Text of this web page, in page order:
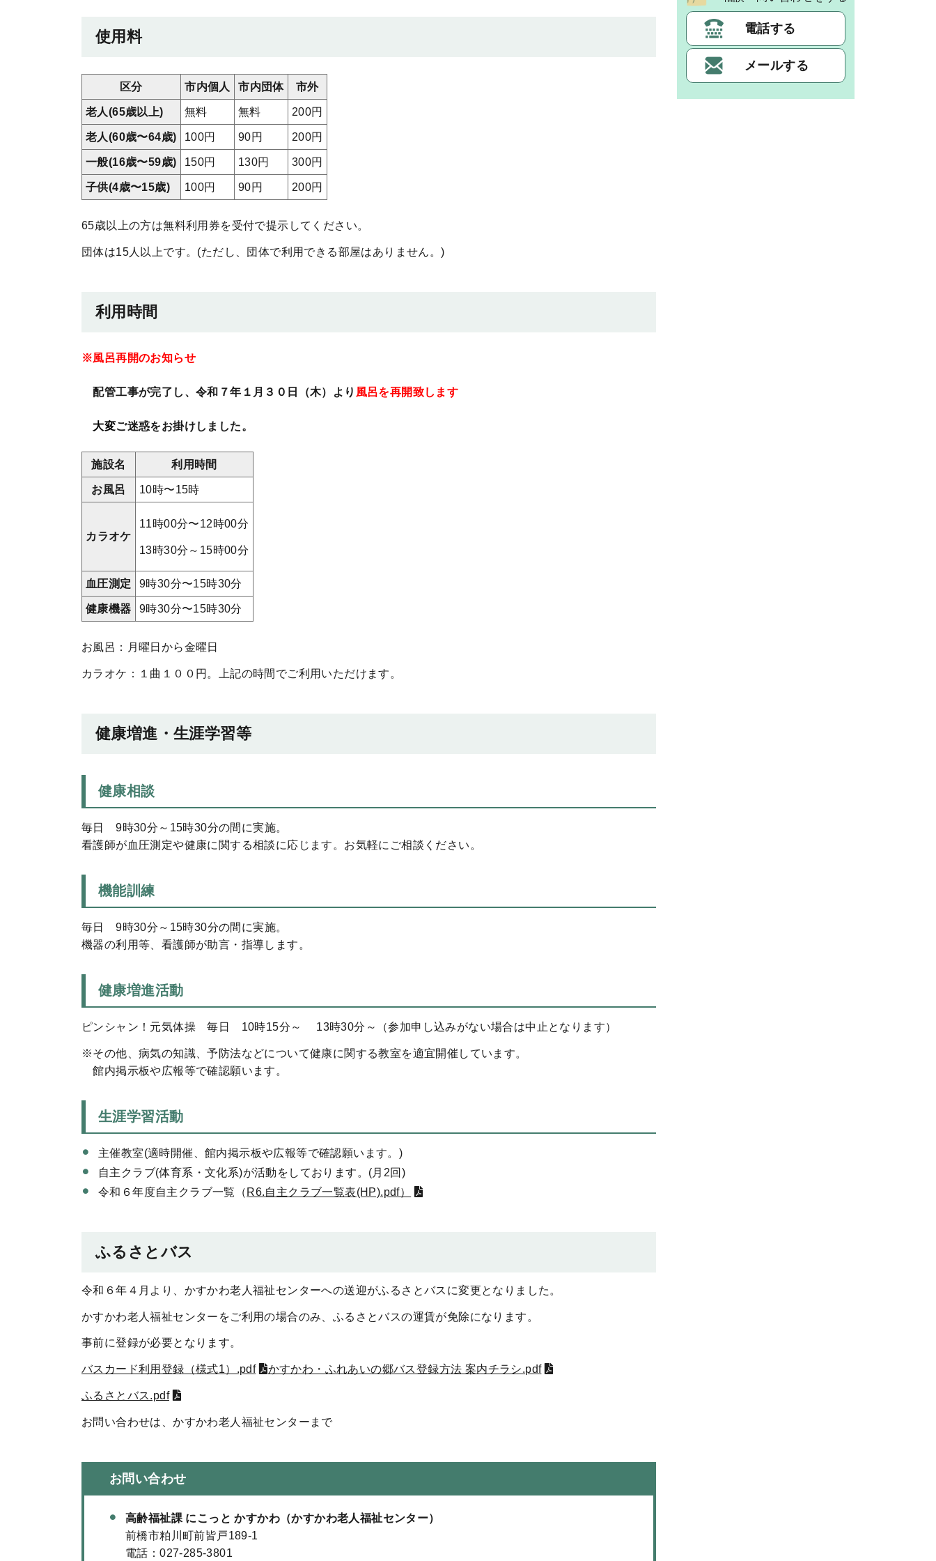
使用料
区分 市内個人 市内団体 市外
老人(65歳以上) 無料 無料 200円
老人(60歳〜64歳) 100円 90円 200円
一般(16歳〜59歳) 150円 130円 300円
子供(4歳〜15歳) 100円 90円 200円
65歳以上の方は無料利用券を受付で提示してください。
団体は15人以上です。(ただし、団体で利用できる部屋はありません。)
利用時間
※風呂再開のお知らせ
配管工事が完了し、令和７年１月３０日（木）より 風呂を再開致します
大変ご迷惑をお掛けしました。
施設名 利用時間
お風呂 10時〜15時
カラオケ
11時00分〜12時00分
13時30分～15時00分
血圧測定 9時30分〜15時30分
健康機器 9時30分〜15時30分
お風呂：月曜日から金曜日
カラオケ：１曲１００円。上記の時間でご利用いただけます。
健康増進・生涯学習等
健康相談
毎日 9時30分～15時30分の間に実施。
看護師が血圧測定や健康に関する相談に応じます。お気軽にご相談ください。
機能訓練
毎日 9時30分～15時30分の間に実施。
機器の利用等、看護師が助言・指導します。
健康増進活動
ピンシャン！元気体操 毎日 10時15分～ 13時30分～（参加申し込みがない場合は中止となります）
※その他、病気の知識、予防法などについて健康に関する教室を適宜開催しています。
館内掲示板や広報等で確認願います。
生涯学習活動
主催教室(適時開催、館内掲示板や広報等で確認願います。)
自主クラブ(体育系・文化系)が活動をしております。(月2回)
令和６年度自主クラブ一覧（ R6.自主クラブ一覧表(HP).pdf）
ふるさとバス
令和６年４月より、かすかわ老人福祉センターへの送迎がふるさとバスに変更となりました。
かすかわ老人福祉センターをご利用の場合のみ、ふるさとバスの運賃が免除になります。
事前に登録が必要となります。
バスカード利用登録（様式1）.pdf かすかわ・ふれあいの郷バス登録方法 案内チラシ.pdf
ふるさとバス.pdf
お問い合わせは、かすかわ老人福祉センターまで
お問い合わせ
高齢福祉課 にこっと かすかわ（かすかわ老人福祉センター）
前橋市粕川町前皆戸189-1
電話：027-285-3801
電話する
メールする